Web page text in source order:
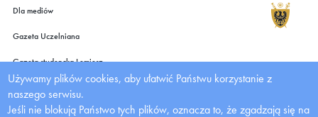
Dla mediów
Gazeta Uczelniana
Gazeta studencka Lemiesz
Wydawnictwo UMW
Deklaracja dostępności
Używamy plików cookies, aby ułatwić Państwu korzystanie z
naszego serwisu.
Jeśli nie blokują Państwo tych plików, oznacza to, że zgadzają się na